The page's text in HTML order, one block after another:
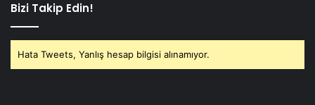
Bizi Takip Edin!
Hata Tweets, Yanlış hesap bilgisi alınamıyor.